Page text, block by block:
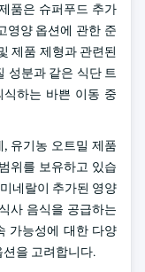
품은 슈퍼푸드 추가
영양 옵션에 관한 준
제품 제형과 관련된
성분과 같은 식단 트
식하는 바쁜 이동 중
유기농 오트밀 제품
위를 보유하고 있습
네랄이 추가된 영양
사 음식을 공급하는
가능성에 대한 다양
을 고려합니다.